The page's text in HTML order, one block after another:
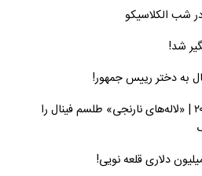
شب الکلاسیکو
شد!
به دختر رییس جمهور!
هلند در آستانه جام جهانی ۲۰۲۶ | «لاله‌های نارنجی» طلسم فینال را
دلاری قلعه نویی!